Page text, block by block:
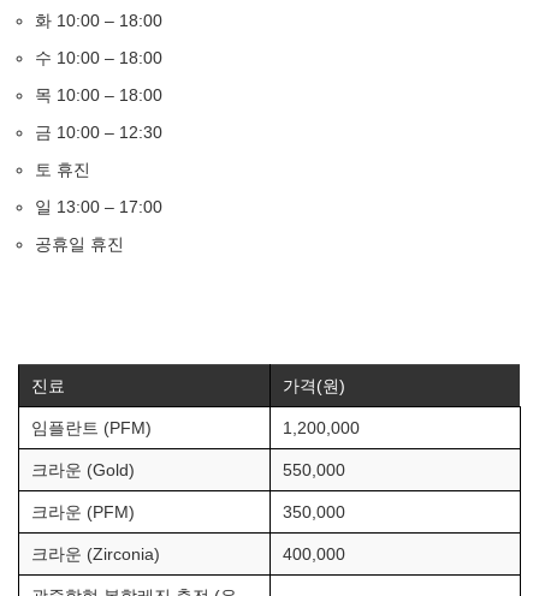
화 10:00 – 18:00
수 10:00 – 18:00
목 10:00 – 18:00
금 10:00 – 12:30
토 휴진
일 13:00 – 17:00
공휴일 휴진
진료 가격(원)
임플란트 (PFM) 1,200,000
크라운 (Gold) 550,000
크라운 (PFM) 350,000
크라운 (Zirconia) 400,000